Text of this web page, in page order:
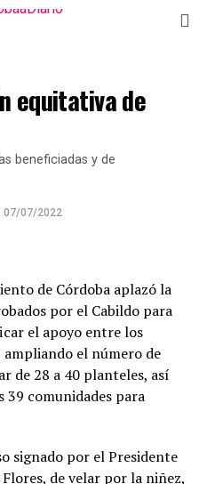
equitativa de
beneficiadas y de
07/07/2022
de Córdoba aplazó la
por el Cabildo para
el apoyo entre los
el número de
de 28 a 40 planteles, así
39 comunidades para
signado por el Presidente
de velar por la niñez,